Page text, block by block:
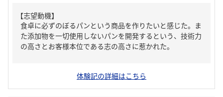
【志望動機】
食卓に必ずのぼるパンという商品を作りたいと感じた。ま
た添加物を一切使用しないパンを開発するという、技術力
の高さとお客様本位である志の高さに惹かれた。
体験記の詳細はこちら